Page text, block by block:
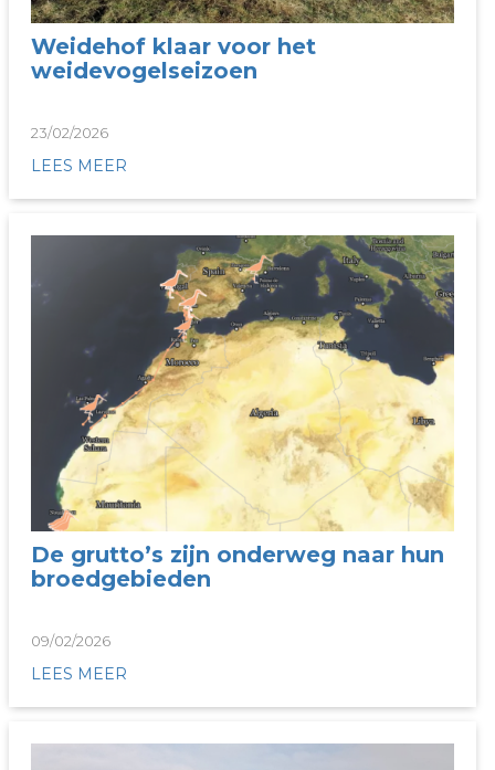
Weidehof klaar voor het
weidevogelseizoen
23/02/2026
LEES MEER
De grutto’s zijn onderweg naar hun
broedgebieden
09/02/2026
LEES MEER